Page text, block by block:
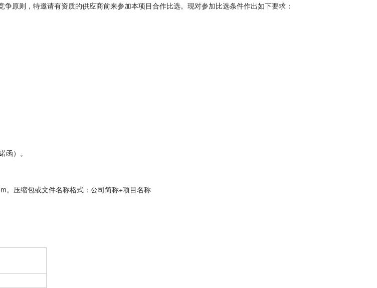
原则，特邀请有资质的供应商前来参加本项目合作比选。现对参加比选条件作出如下要求：
函）。
。压缩包或文件名称格式：公司简称+项目名称